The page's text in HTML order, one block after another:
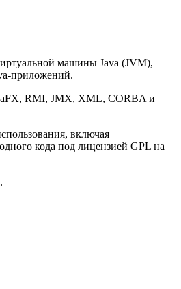
машины Java (JVM),
приложений.
RMI, JMX, XML, CORBA и
включая
кода под лицензией GPL на